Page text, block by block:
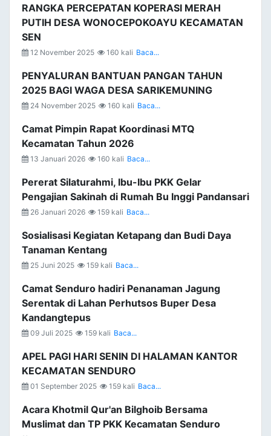
RANGKA PERCEPATAN KOPERASI MERAH
PUTIH DESA WONOCEPOKOAYU KECAMATAN
SEN
12 November 2025 160 kali Baca...
PENYALURAN BANTUAN PANGAN TAHUN
2025 BAGI WAGA DESA SARIKEMUNING
24 November 2025 160 kali Baca...
Camat Pimpin Rapat Koordinasi MTQ
Kecamatan Tahun 2026
13 Januari 2026 160 kali Baca...
Pererat Silaturahmi, Ibu-Ibu PKK Gelar
Pengajian Sakinah di Rumah Bu Inggi Pandansari
26 Januari 2026 159 kali Baca...
Sosialisasi Kegiatan Ketapang dan Budi Daya
Tanaman Kentang
25 Juni 2025 159 kali Baca...
Camat Senduro hadiri Penanaman Jagung
Serentak di Lahan Perhutsos Buper Desa
Kandangtepus
09 Juli 2025 159 kali Baca...
APEL PAGI HARI SENIN DI HALAMAN KANTOR
KECAMATAN SENDURO
01 September 2025 159 kali Baca...
Acara Khotmil Qur'an Bilghoib Bersama
Muslimat dan TP PKK Kecamatan Senduro